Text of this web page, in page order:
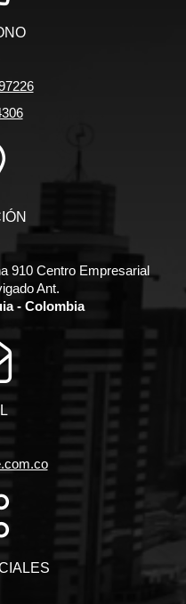
910 Centro Empresarial
Ant.
- Colombia